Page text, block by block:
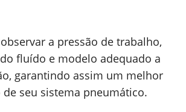
a pressão de trabalho,
fluído e modelo adequado a
garantindo assim um melhor
seu sistema pneumático.